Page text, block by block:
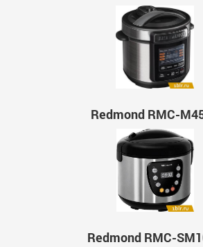
Redmond RMC-
Redmond RMC-